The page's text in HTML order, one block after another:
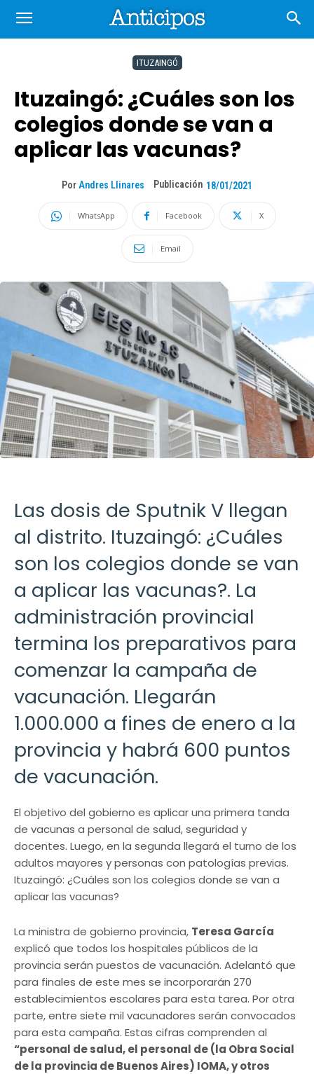
ITUZAINGÓ
Ituzaingó: ¿Cuáles son los
colegios donde se van a
aplicar las vacunas?
Por Andres Llinares Publicación 18/01/2021
WhatsApp Facebook X
Email
Las dosis de Sputnik V llegan
al distrito. Ituzaingó: ¿Cuáles
son los colegios donde se van
a aplicar las vacunas?. La
administración provincial
termina los preparativos para
comenzar la campaña de
vacunación. Llegarán
1.000.000 a fines de enero a la
provincia y habrá 600 puntos
de vacunación.
El objetivo del gobierno es aplicar una primera tanda
de vacunas a personal de salud, seguridad y
docentes. Luego, en la segunda llegará el turno de los
adultos mayores y personas con patologías previas.
Ituzaingó: ¿Cuáles son los colegios donde se van a
aplicar las vacunas?
La ministra de gobierno provincia, Teresa García
explicó que todos los hospitales públicos de la
provincia serán puestos de vacunación. Adelantó que
para finales de este mes se incorporarán 270
establecimientos escolares para esta tarea. Por otra
parte, entre siete mil vacunadores serán convocados
para esta campaña. Estas cifras comprenden al
“personal de salud, el personal de (la Obra Social
de la provincia de Buenos Aires) IOMA, y otros